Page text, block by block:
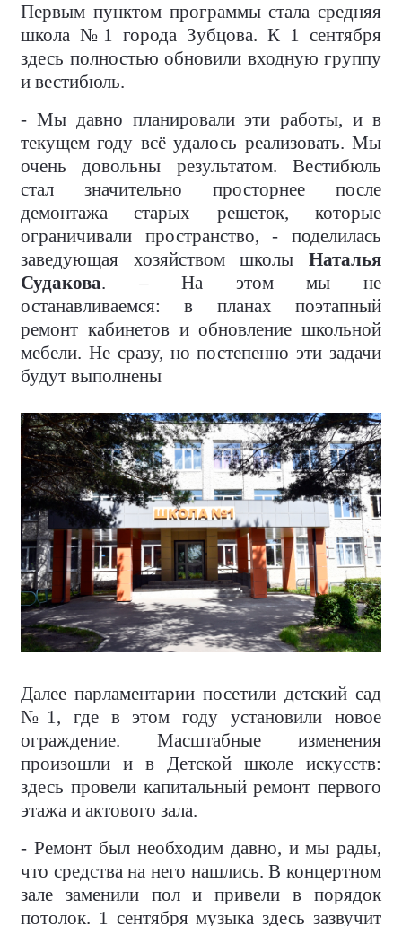
Первым пунктом программы стала средняя
школа №1 города Зубцова. К 1 сентября
здесь полностью обновили входную группу
и вестибюль.
- Мы давно планировали эти работы, и в
текущем году всё удалось реализовать. Мы
очень довольны результатом. Вестибюль
стал значительно просторнее после
демонтажа старых решеток, которые
ограничивали пространство, - поделилась
заведующая хозяйством школы Наталья
Судакова. – На этом мы не
останавливаемся: в планах поэтапный
ремонт кабинетов и обновление школьной
мебели. Не сразу, но постепенно эти задачи
будут выполнены
Далее парламентарии посетили детский сад
№1, где в этом году установили новое
ограждение. Масштабные изменения
произошли и в Детской школе искусств:
здесь провели капитальный ремонт первого
этажа и актового зала.
- Ремонт был необходим давно, и мы рады,
что средства на него нашлись. В концертном
зале заменили пол и привели в порядок
потолок. 1 сентября музыка здесь зазвучит